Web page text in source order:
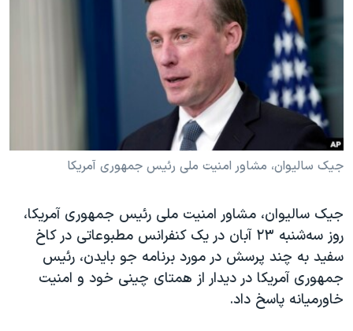
فرهنگ و زندگی
حقوق شهروندی
اقتصادی
علم و فناوری
اسرائیل در جنگ
مستندها
انتخابات ریاست جمهوری آمریکا ۲۰۲۴
حمله جمهوری اسلامی به اسرائیل
رمز مهسا
ورزش زنان در ایران
تریبونال مردمی آبان ۹۸
دادگاه حمید نوری
چهل سال گروگان‌گیری
قانون شفافیت دارائی کادر رهبری ایران
دنبال کنید
زبانهای مختلف
جیک سالیوان، مشاور امنیت ملی رئیس جمهوری آمریکا
جیک سالیوان، مشاور امنیت ملی رئیس جمهوری آمریکا،
روز سه‌شنبه ۲۳ آبان در یک کنفرانس مطبوعاتی در کاخ
سفید به چند پرسش در مورد برنامه جو بایدن، رئیس
جمهوری آمریکا در دیدار از همتای چینی خود و امنیت
خاورمیانه پاسخ داد.